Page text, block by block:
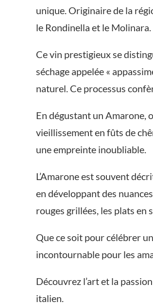
unique. Originaire de la
le Rondinella et le Molinara.
Ce vin prestigieux se
séchage appelée «
naturel. Ce processus
En dégustant un Amarone,
vieillissement en fûts de
une empreinte inoubliable.
L’Amarone est souvent
en développant des
rouges grillées, les plats en
Que ce soit pour célébrer
incontournable pour les
Découvrez l’art et la
italien.